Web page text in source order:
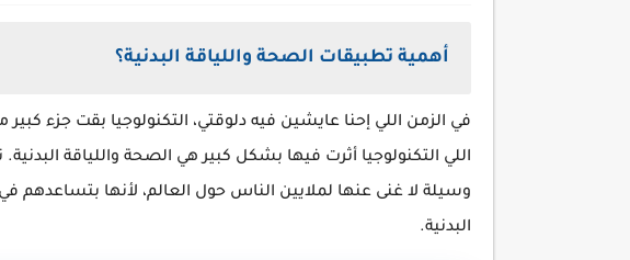
أهمية تطبيقات الصحة واللياقة البدنية؟
في الزمن اللي إحنا عايشين فيه دلوقتي، التكنولوجيا بقت جزء
اللي التكنولوجيا أثرت فيها بشكل كبير هي الصحة واللياقة
وسيلة لا غنى عنها لملايين الناس حول العالم، لأنها
البدنية.